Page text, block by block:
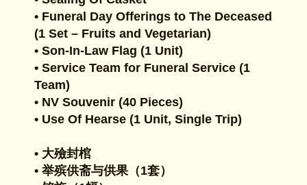
• Funeral Day Offerings to The Deceased
(1 Set – Fruits and Vegetarian)
• Son-In-Law Flag (1 Unit)
• Service Team for Funeral Service (1
Team)
• NV Souvenir (40 Pieces)
• Use Of Hearse (1 Unit, Single Trip)
• 大殮封棺
• 举殡供斋与供果（1套）